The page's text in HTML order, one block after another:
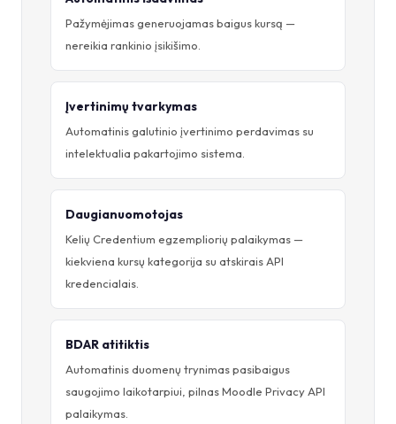
Pažymėjimas generuojamas baigus kursą —
nereikia rankinio įsikišimo.
Įvertinimų tvarkymas
Automatinis galutinio įvertinimo perdavimas su
intelektualia pakartojimo sistema.
Daugianuomotojas
Kelių Credentium egzempliorių palaikymas —
kiekviena kursų kategorija su atskirais API
kredencialais.
BDAR atitiktis
Automatinis duomenų trynimas pasibaigus
saugojimo laikotarpiui, pilnas Moodle Privacy API
palaikymas.